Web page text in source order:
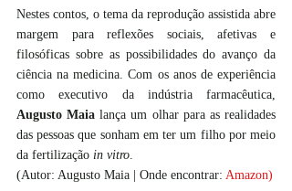
Nestes contos, o tema da reprodução assistida abre
margem para reflexões sociais, afetivas e
filosóficas sobre as possibilidades do avanço da
ciência na medicina. Com os anos de experiência
Augusto Maia lança um olhar para as realidades
das pessoas que sonham em ter um filho por meio
da fertilização in vitro
(Autor: Augusto Maia | Onde encontrar: Amazon)